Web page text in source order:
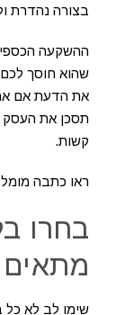
בצורה נהדרת
ההשקעה
שהוא חוסך
את הדעת אם
תסכן את העסק
קשות.
ראו כתבה
בחרו
מתאים
שימו לב לא כל